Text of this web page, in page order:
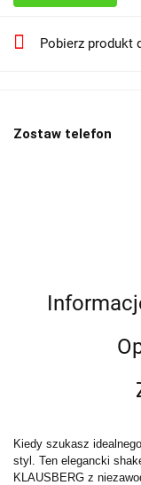
Pobierz produkt
Zostaw telefon
Kiedy szukasz
styl. Ten elegancki
KLAUSBERG z